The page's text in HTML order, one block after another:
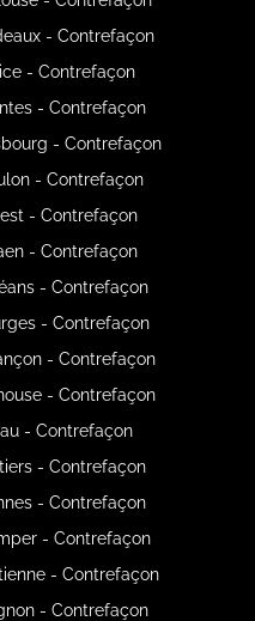
- Contrefaçon
- Contrefaçon
- Contrefaçon
- Contrefaçon
- Contrefaçon
- Contrefaçon
- Contrefaçon
- Contrefaçon
- Contrefaçon
- Contrefaçon
- Contrefaçon
- Contrefaçon
- Contrefaçon
- Contrefaçon
- Contrefaçon
- Contrefaçon
- Contrefaçon